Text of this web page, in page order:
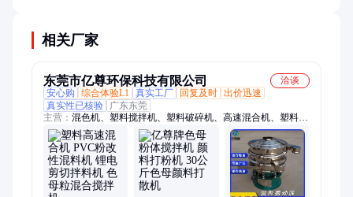
相关厂家
东莞市亿尊环保科技有限公司
洽谈
安心购
综合体验L1 真实工厂 回复及时 出价迅速
真实性已核验
广东东莞
主营： 混色机、塑料搅拌机、塑料破碎机、高速混合机、塑料混
合机、塑料脱水机、加热搅拌机、卧式搅拌机、蔬菜脱水机、立
式脱水机、圆形振动筛、色粉打粉机、离心脱水机、干粉搅拌
机、粉体搅拌机、高速分散机、无重力搅拌机、塑料清洗设备、
高速摩擦机、智能车位锁、停车架、铁马